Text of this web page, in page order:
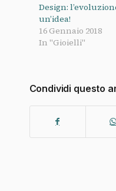
Design:
un’idea!
16 Gennaio 2018
In "Gioielli"
Condividi questo